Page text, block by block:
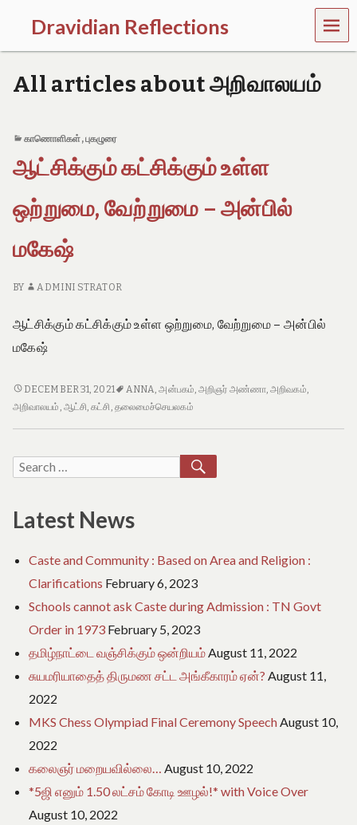
Dravidian Reflections
P
a
s
P
e
s
e
n
t
a
n
F
t
u
r
f
T
i
l
N
d
u
MEN
U
All articles about அறிவாலயம்
காணொளிகள்,புகழுரை
ஆட்சிக்கும் கட்சிக்கும் உள்ள
ஒற்றுமை, வேற்றுமை – அன்பில்
மகேஷ்
BY ADMINI STRATOR
ஆட்சிக்கும் கட்சிக்கும் உள்ள ஒற்றுமை, வேற்றுமை – அன்பில்
மகேஷ்
ஆட்சிக்கும்
கட்சிக்கும்
வேற்றுமை
–
மகேஷ்
DECEMBER 31, 2021 ANNA,அன்பகம்,அறிஞர் அண்ணா,அறிவகம்,
அறிவாலயம் , ஆட்சி,கட்சி , தலைமைச்செயலகம்
Search
Latest News
Caste and Community : Based on Area and Religion :
Clarifications February 6, 2023
Schools cannot ask Caste during Admission : TN Govt
Order in 1973 February 5, 2023
தமிழ்நாட்டை வஞ்சிக்கும் ஒன்றியம்August 11, 2022
சுயமரியாதைத் திருமண சட்ட அங்கீகாரம் ஏன்? August 11,
2022
MKS Chess Olympiad Final Ceremony SpeechAugust 10,
2022
கலைஞர் மறையவில்லை… August 10, 2022
*5ஜி எனும் 1.50 லட்சம் கோடி ஊழல்!* with Voice Over
August 10, 2022